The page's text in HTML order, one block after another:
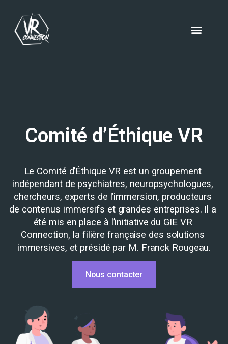
Comité d’Éthique VR
Le Comité d’Éthique VR est un groupement
indépendant de psychiatres, neuropsychologues,
chercheurs, experts de l’immersion, producteurs
de contenus immersifs et grandes entreprises. Il a
été mis en place à l’initiative du GIE VR
Connection, la filière française des solutions
immersives, et présidé par M. Franck Rougeau.
Nous contacter